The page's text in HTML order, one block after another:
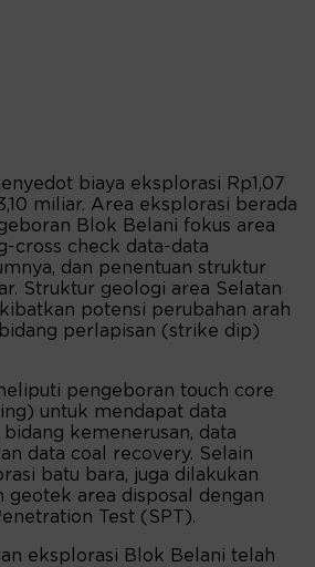
biaya eksplorasi Rp1,07
miliar. Area eksplorasi berada
Blok Belani fokus area
cross check data-data
dan penentuan struktur
Struktur geologi area Selatan
potensi perubahan arah
perlapisan (strike dip)
pengeboran touch core
untuk mendapat data
kemenerusan, data
data coal recovery. Selain
batu bara, juga dilakukan
geotek area disposal dengan
Test (SPT).
eksplorasi Blok Belani telah